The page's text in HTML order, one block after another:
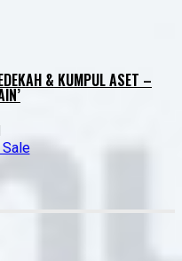
& KUMPUL ASET –